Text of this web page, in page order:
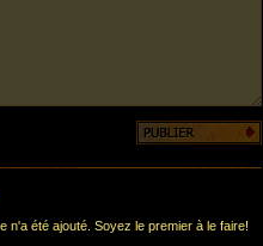
n'a été ajouté. Soyez le premier à le faire!